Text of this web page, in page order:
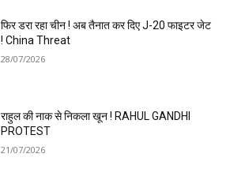
फिर डरा रहा चीन ! अब तैनात कर दिए J-20 फाइटर जेट
! China Threat
28/07/2026
राहुल की नाक से निकला खून ! RAHUL GANDHI
PROTEST
21/07/2026